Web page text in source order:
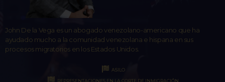
John De la Vega es un abogado venezolano-americano que ha
ayudado mucho a la comunidad venezolana e hispana en sus
procesos migratorios en los Estados Unidos.
ASILO
REPRESENTACIONES EN LA CORTE DE INMIGRACIÓN